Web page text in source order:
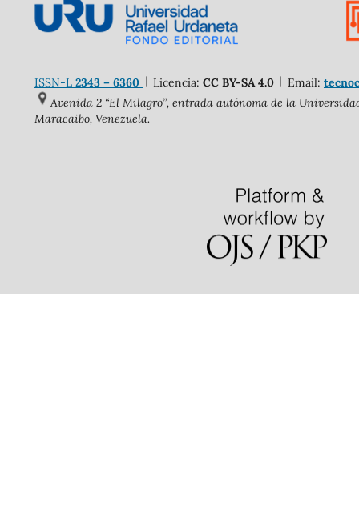
ISSN-L2343 – 6360 Licencia: CC BY-SA 4.0 Email:
Avenida 2 “El Milagro”, entrada autónoma de la
Maracaibo, Venezuela.